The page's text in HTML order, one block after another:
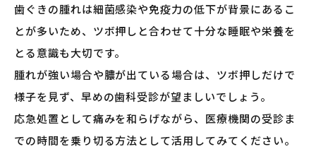
歯ぐきの腫れは細菌感染や免疫力の低下が背景にあるこ
とが多いため、ツボ押しと合わせて十分な睡眠や栄養を
とる意識も大切です。
腫れが強い場合や膿が出ている場合は、ツボ押しだけで
様子を見ず、早めの歯科受診が望ましいでしょう。
応急処置として痛みを和らげながら、医療機関の受診ま
での時間を乗り切る方法として活用してみてください。